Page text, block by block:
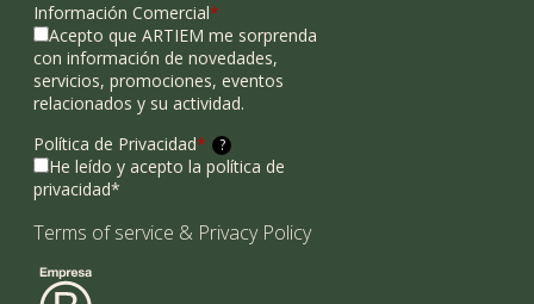
Información Comercial*
Acepto que ARTIEM me sorprenda
con información de novedades,
servicios, promociones, eventos
relacionados y su actividad.
Política de Privacidad* ?
He leído y acepto la política de
privacidad*
Terms of service & Privacy Policy